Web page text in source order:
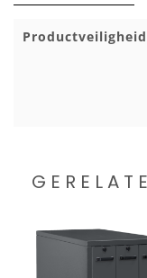
Productveiligheid